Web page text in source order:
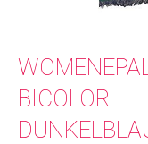
BICOLOR